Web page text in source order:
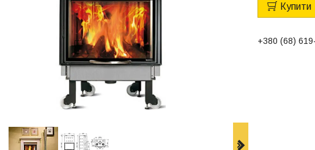
Купити
+380 (68)